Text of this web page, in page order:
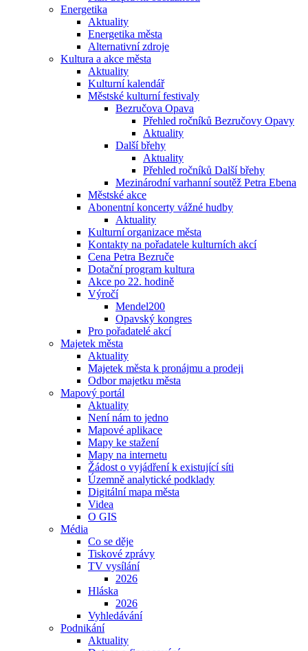
Energetika
Aktuality
Energetika města
Alternativní zdroje
Kultura a akce města
Aktuality
Kulturní kalendář
Městské kulturní festivaly
Bezručova Opava
Přehled ročníků Bezručovy Opavy
Aktuality
Další břehy
Aktuality
Přehled ročníků Další břehy
Mezinárodní varhanní soutěž Petra Ebena
Městské akce
Abonentní koncerty vážné hudby
Aktuality
Kulturní organizace města
Kontakty na pořadatele kulturních akcí
Cena Petra Bezruče
Dotační program kultura
Akce po 22. hodině
Výročí
Mendel200
Opavský kongres
Pro pořadatelé akcí
Majetek města
Aktuality
Majetek města k pronájmu a prodeji
Odbor majetku města
Mapový portál
Aktuality
Není nám to jedno
Mapové aplikace
Mapy ke stažení
Mapy na internetu
Žádost o vyjádření k existující síti
Územně analytické podklady
Digitální mapa města
Videa
O GIS
Média
Co se děje
Tiskové zprávy
TV vysílání
2026
Hláska
2026
Vyhledávání
Podnikání
Aktuality